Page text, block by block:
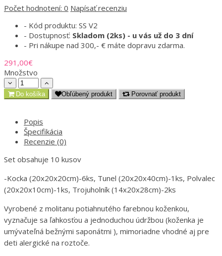
Počet hodnotení: 0 Napísať recenziu
- Kód produktu: SS V2
- Dostupnosť: Skladom (2ks) - u vás už do 3 dní
- Pri nákupe nad 300,- € máte dopravu zdarma.
291,00€
Množstvo
Do košíka Obľúbený produkt Porovnať produkt
Popis
Špecifikácia
Recenzie (0)
Set obsahuje 10 kusov
-Kocka (20x20x20cm)-6ks, Tunel (20x20x40cm)-1ks, Polvalec
(20x20x10cm)-1ks, Trojuholník (14x20x28cm)-2ks
Vyrobené z molitanu potiahnutého farebnou koženkou,
vyznačuje sa ľahkosťou a jednoduchou údržbou (koženka je
umývateľná bežnými saponátmi ), mimoriadne vhodné aj pre
deti alergické na roztoče.